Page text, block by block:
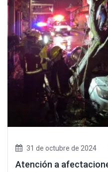
31 de octubre de 2024
Atención a